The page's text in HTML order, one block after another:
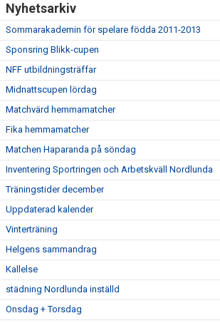
MEDLEMSKAP
Nyhetsarkiv
Sommarakademin för spelare födda 2011-2013
Sponsring Blikk-cupen
NFF utbildningsträffar
Midnattscupen lördag
Matchvärd hemmamatcher
Fika hemmamatcher
Matchen Haparanda på söndag
Inventering Sportringen och Arbetskväll Nordlunda
Träningstider december
Uppdaterad kalender
Vinterträning
Helgens sammandrag
Kallelse
städning Nordlunda inställd
Onsdag + Torsdag